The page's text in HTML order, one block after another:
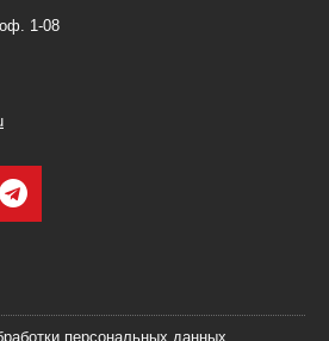
1-08
персональных данных